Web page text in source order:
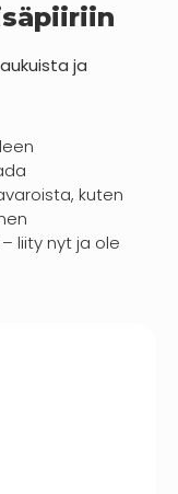
ja
kuten
liity nyt ja ole